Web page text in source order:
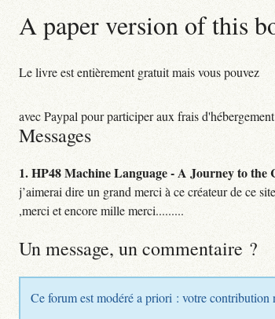
A paper version of this
Le livre est entièrement gratuit mais vous pouvez
avec Paypal pour participer aux frais
Messages
1.HP48 Machine Language - A Journey to the
j’aimerai dire un grand merci à ce créateur de ce
,merci et encore mille merci.........
Un message, un commentaire ?
Ce forum est modéré a priori : votre contribution